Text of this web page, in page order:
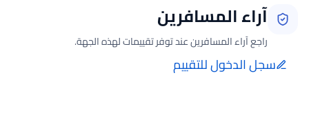
آراء المسافرين
راجع آراء المسافرين عند توفر تقييمات لهذه الجهة.
سجل الدخول للتقييم